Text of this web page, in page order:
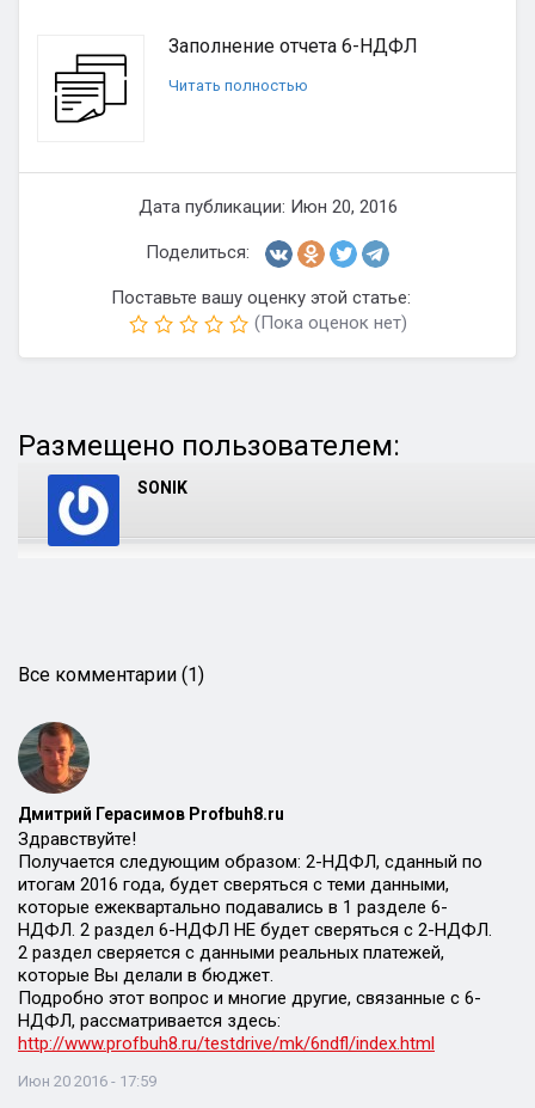
Заполнение отчета 6-НДФЛ
Читать полностью
Дата публикации: Июн 20, 2016
Поделиться:
Поставьте вашу оценку этой статье:
(Пока оценок нет)
Размещено пользователем:
SONIK
Все комментарии (1)
Дмитрий Герасимов Profbuh8.ru
Здравствуйте!
Получается следующим образом: 2-НДФЛ, сданный по
итогам 2016 года, будет сверяться с теми данными,
которые ежеквартально подавались в 1 разделе 6-
НДФЛ. 2 раздел 6-НДФЛ НЕ будет сверяться с 2-НДФЛ.
2 раздел сверяется с данными реальных платежей,
которые Вы делали в бюджет.
Подробно этот вопрос и многие другие, связанные с 6-
НДФЛ, рассматривается здесь:
http://www.profbuh8.ru/testdrive/mk/6ndfl/index.html
Июн 20 2016 - 17:59